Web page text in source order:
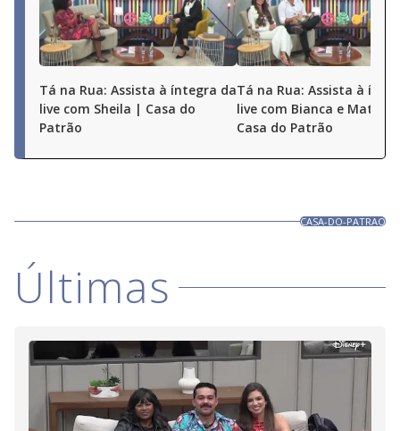
Tá na Rua: Assista à íntegra da
live com Sheila | Casa do
Patrão
Tá na Rua: Assista à
live com Bianca e
Casa do Patrão
CASA-DO-PATRAO
Últimas